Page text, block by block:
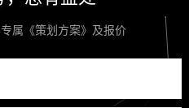
属《策划方案》及报价